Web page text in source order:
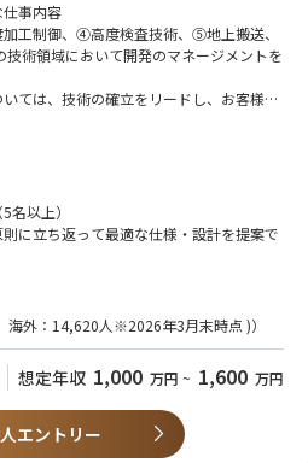
事内容
工制御、④高度検査技術、⑤地上搬送、
術領域において開発のマネージメントを
ては、技術の確立をリードし、お客様と
みを行っていただきます。具体的には業
の策定、機構・メカ・制御システムの構
立と開発チームのマネジメントを担って
動向把握、競合との差別化立案、強化技
想設計、システムアーキテクトとして全
、制御との組合せ）
ける顧客要求とのすり合わせ
理）
フォロー、設計のレビュー
名以上）
に立ち返って最適な仕様・設計を提案で
の開発経験
なメンバとのコラボレーションを楽しめ
ンの提案を行い、必要なメンバを巻き込
海外：14,620人※2026年3月末時点 )）
想定年収 1,000 万円 ~ 1,600 万円
エントリー